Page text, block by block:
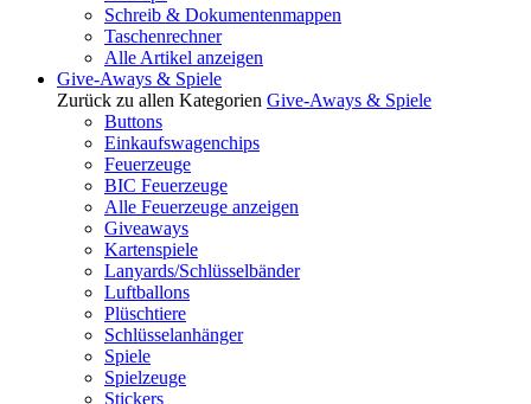
Schreib & Dokumentenmappen
Taschenrechner
Alle Artikel anzeigen
Give-Aways & Spiele
Zurück zu allen Kategorien Give-Aways & Spiele
Buttons
Einkaufswagenchips
Feuerzeuge
BIC Feuerzeuge
Alle Feuerzeuge anzeigen
Giveaways
Kartenspiele
Lanyards/Schlüsselbänder
Luftballons
Plüschtiere
Schlüsselanhänger
Spiele
Spielzeuge
Stickers